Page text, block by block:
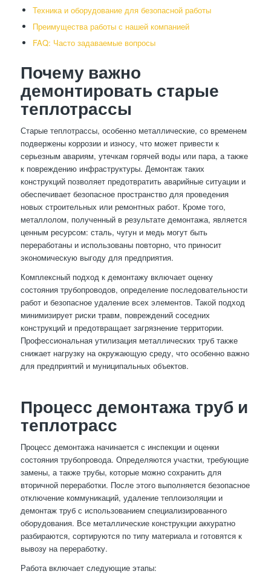
Техника и оборудование для безопасной работы
Преимущества работы с нашей компанией
FAQ: Часто задаваемые вопросы
Почему важно
демонтировать старые
теплотрассы
Старые теплотрассы, особенно металлические, со временем
подвержены коррозии и износу, что может привести к
серьезным авариям, утечкам горячей воды или пара, а также
к повреждению инфраструктуры. Демонтаж таких
конструкций позволяет предотвратить аварийные ситуации и
обеспечивает безопасное пространство для проведения
новых строительных или ремонтных работ. Кроме того,
металлолом, полученный в результате демонтажа, является
ценным ресурсом: сталь, чугун и медь могут быть
переработаны и использованы повторно, что приносит
экономическую выгоду для предприятия.
Комплексный подход к демонтажу включает оценку
состояния трубопроводов, определение последовательности
работ и безопасное удаление всех элементов. Такой подход
минимизирует риски травм, повреждений соседних
конструкций и предотвращает загрязнение территории.
Профессиональная утилизация металлических труб также
снижает нагрузку на окружающую среду, что особенно важно
для предприятий и муниципальных объектов.
Процесс демонтажа труб и
теплотрасс
Процесс демонтажа начинается с инспекции и оценки
состояния трубопровода. Определяются участки, требующие
замены, а также трубы, которые можно сохранить для
вторичной переработки. После этого выполняется безопасное
отключение коммуникаций, удаление теплоизоляции и
демонтаж труб с использованием специализированного
оборудования. Все металлические конструкции аккуратно
разбираются, сортируются по типу материала и готовятся к
вывозу на переработку.
Работа включает следующие этапы: